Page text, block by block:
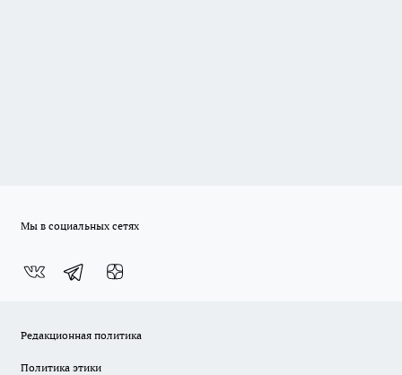
Мы в социальных сетях
Редакционная политика
Политика этики